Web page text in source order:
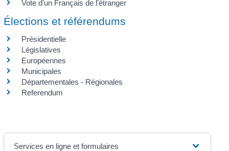
Vote d'un Français de l'étranger
Élections et référendums
Présidentielle
Législatives
Européennes
Municipales
Départementales - Régionales
Referendum
Services en ligne et formulaires